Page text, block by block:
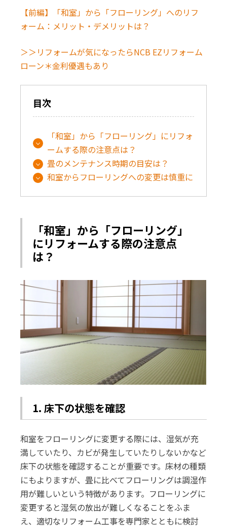
【前編】「和室」から「フローリング」へのリフ
ォーム：メリット・デメリットは？
＞＞リフォームが気になったらNCB EZリフォーム
ローン＊金利優遇もあり
目次
「和室」から「フローリング」にリフォ
ームする際の注意点は？
畳のメンテナンス時期の目安は？
和室からフローリングへの変更は慎重に
「和室」から「フローリング」
にリフォームする際の注意点
は？
1. 床下の状態を確認
和室をフローリングに変更する際には、湿気が充
満していたり、カビが発生していたりしないかなど
床下の状態を確認することが重要です。床材の種類
にもよりますが、畳に比べてフローリングは調湿作
用が難しいという特徴があります。フローリングに
変更すると湿気の放出が難しくなることをふま
え、適切なリフォーム工事を専門家とともに検討